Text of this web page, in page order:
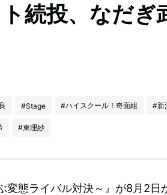
続投、なだぎ
#Stage #ハイスクール！奇面組 #新
#東理紗
変態ライバル対決～』が8月2日